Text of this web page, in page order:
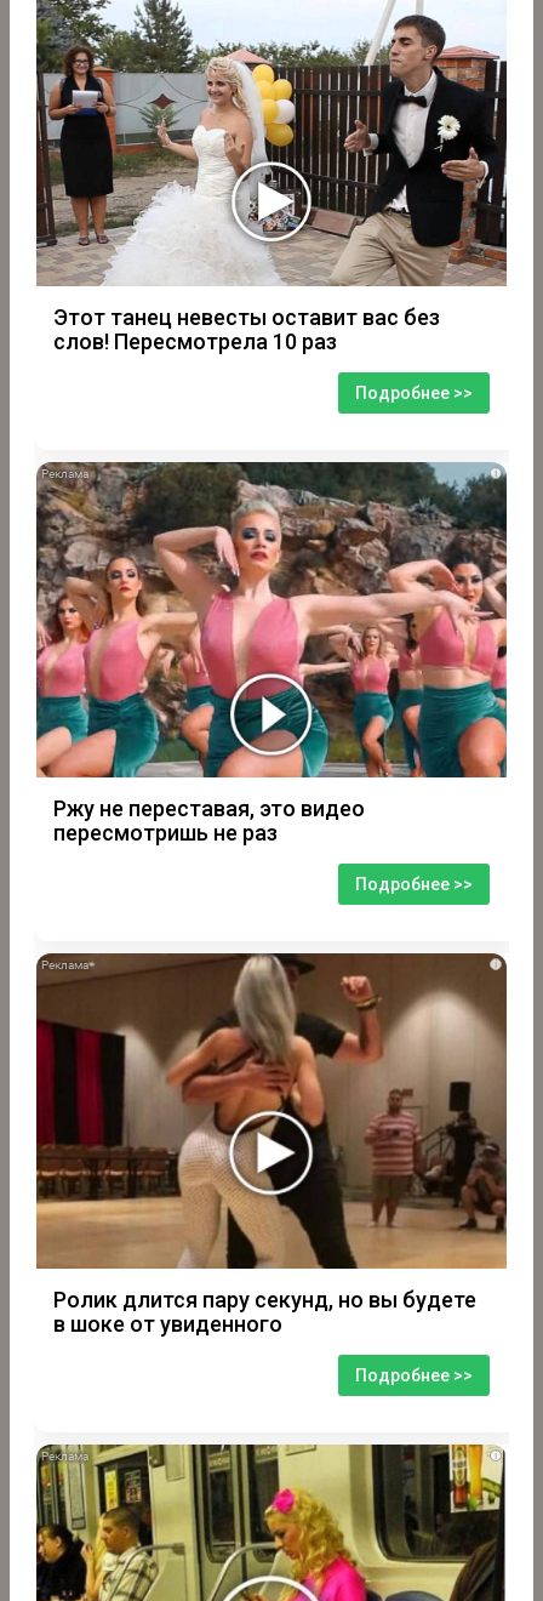
Этот танец невесты оставит вас без
слов! Пересмотрела 10 раз
Подробнее >>
i
Ржу не переставая, это видео
пересмотришь не раз
Подробнее >>
i
Ролик длится пару секунд, но вы будете
в шоке от увиденного
Подробнее >>
i